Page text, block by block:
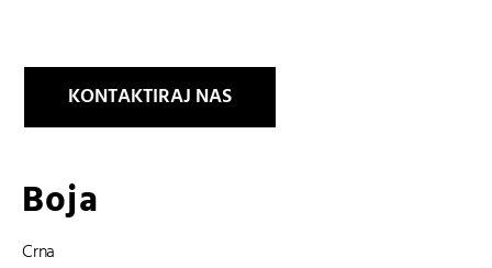
KONTAKTIRAJ NAS
Boja
Crna